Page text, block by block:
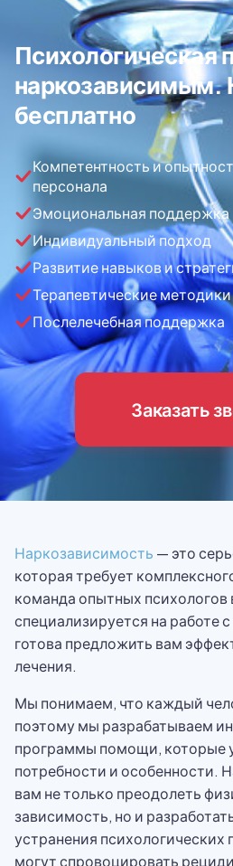
Психологическая
наркозависимым.
бесплатно
Компетентность и
персонала
Эмоциональная поддержка
Индивидуальный подход
Развитие навыков и
Терапевтические методики
Послелечебная поддержка
Заказать
Наркозависимость — это
которая требует
команда опытных
специализируется на работе
готова предложить вам
лечения.
Мы понимаем, что каждый
поэтому мы разрабатываем
программы помощи, которые
потребности и особенности.
вам не только преодолеть
зависимость, но и
устранения психологических
могут спровоцировать